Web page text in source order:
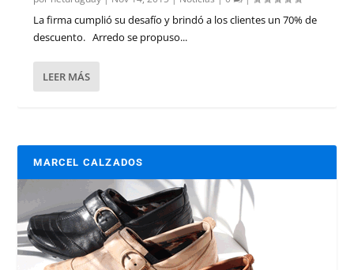
La firma cumplió su desafío y brindó a los clientes un 70% de
descuento. Arredo se propuso...
LEER MÁS
MARCEL CALZADOS